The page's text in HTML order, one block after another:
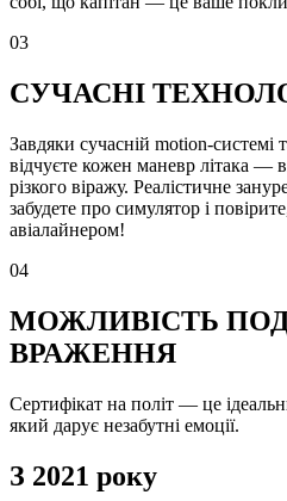
03
СУЧАСНІ
Завдяки сучасній motion-системі
відчуєте кожен маневр літака —
різкого віражу. Реалістичне
забудете про симулятор і
авіалайнером!
04
МОЖЛИВІСТЬ
ВРАЖЕННЯ
Сертифікат на політ — це
який дарує незабутні емоції.
З 2021 року